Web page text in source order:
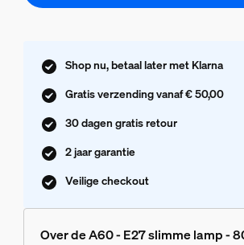
Shop nu, betaal later met Klarna
Gratis verzending vanaf € 50,00
30 dagen gratis retour
2 jaar garantie
Veilige checkout
Over de A60 - E27 slimme lamp -